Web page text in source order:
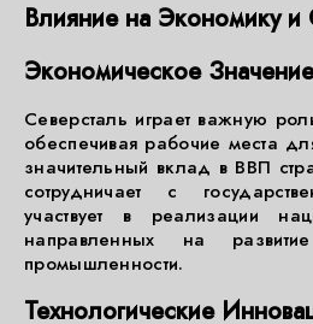
Влияние на Экономику и
Экономическое Значение
Северсталь играет важную
обеспечивая рабочие места
значительный вклад в ВВП
сотрудничает с
участвует в реализации
направленных на
промышленности.
Технологические